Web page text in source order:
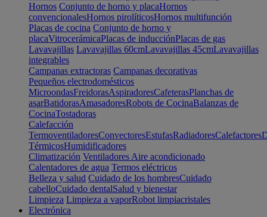
Hornos Conjunto de horno y placaHornos
convencionalesHornos pirolíticosHornos multifunción
Placas de cocina Conjunto de horno y
placaVitrocerámicaPlacas de inducciónPlacas de gas
Lavavajillas Lavavajillas 60cmLavavajillas 45cmLavavajillas
integrables
Campanas extractoras Campanas decorativas
Pequeños electrodomésticos
MicroondasFreidorasAspiradoresCafeterasPlanchas de
asarBatidorasAmasadoresRobots de CocinaBalanzas de
CocinaTostadoras
Calefacción
TermoventiladoresConvectoresEstufasRadiadoresCalefactores
TérmicosHumidificadores
Climatización Ventiladores Aire acondicionado
Calentadores de agua Termos eléctricos
Belleza y salud Cuidado de los hombresCuidado
cabelloCuidado dentalSalud y bienestar
Limpieza Limpieza a vaporRobot limpiacristales
Electrónica